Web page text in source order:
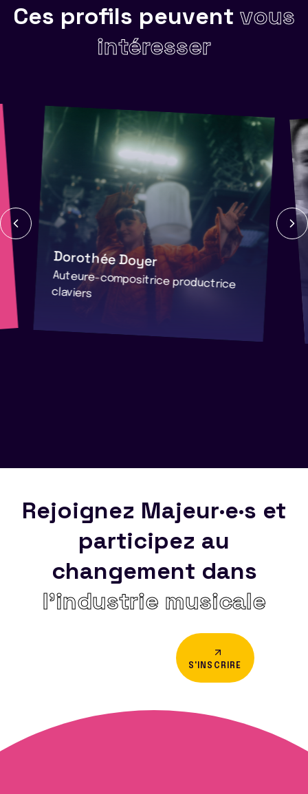
Ces profils peuvent vous
intéresser
Dorothée Doyer
Auteure-compositrice productrice
claviers
Rejoignez Majeur·e·s et
participez au
changement dans
l’industrie musicale
S'INSCRIRE